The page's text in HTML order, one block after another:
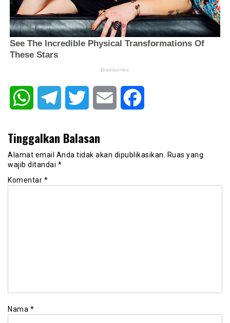
WhatsAppTelegram Twitter Email
Tinggalkan Balasan
Alamat email Anda tidak akan dipublikasikan.
Ruas yang
wajib ditandai *
Komentar *
Nama *